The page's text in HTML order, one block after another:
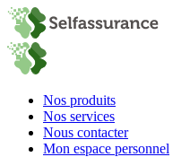
Nos produits
Nos services
Nous contacter
Mon espace personnel